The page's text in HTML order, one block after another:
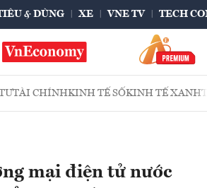
& DÙNG XE VNE TV TECH
TÀI CHÍNHKINH TẾ SỐKINH TẾ XANH
mại điện tử nước